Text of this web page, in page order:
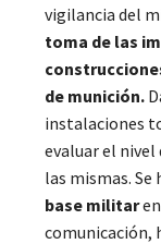
vigilancia del
toma de las
de munición.
instalaciones
evaluar el nivel
las mismas.
base militar
comunicación,